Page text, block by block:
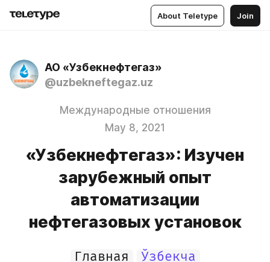
About Teletype Join
АО «Узбекнефтегаз»
@uzbekneftegaz.uz
Международные отношения
May 8, 2021
«Узбекнефтегаз»: Изучен
зарубежный опыт
автоматизации
нефтегазовых установок
Главная Ўзбекча